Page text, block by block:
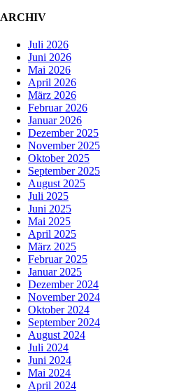
ARCHIV
Juli 2026
Juni 2026
Mai 2026
April 2026
März 2026
Februar 2026
Januar 2026
Dezember 2025
November 2025
Oktober 2025
September 2025
August 2025
Juli 2025
Juni 2025
Mai 2025
April 2025
März 2025
Februar 2025
Januar 2025
Dezember 2024
November 2024
Oktober 2024
September 2024
August 2024
Juli 2024
Juni 2024
Mai 2024
April 2024